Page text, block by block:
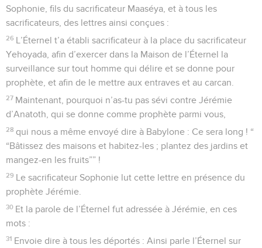
Sophonie, fils du sacrificateur Maaséya, et à tous les
sacrificateurs, des lettres ainsi conçues :
26 L’Éternel t’a établi sacrificateur à la place du sacrificateur
Yehoyada, afin d’exercer dans la Maison de l’Éternel la
surveillance sur tout homme qui délire et se donne pour
prophète, et afin de le mettre aux entraves et au carcan.
27 Maintenant, pourquoi n’as-tu pas sévi contre Jérémie
d’Anatoth, qui se donne comme prophète parmi vous,
28 qui nous a même envoyé dire à Babylone : Ce sera long ! “
“Bâtissez des maisons et habitez-les ; plantez des jardins et
mangez-en les fruits”” !
29 Le sacrificateur Sophonie lut cette lettre en présence du
prophète Jérémie.
30 Et la parole de l’Éternel fut adressée à Jérémie, en ces
mots :
31 Envoie dire à tous les déportés : Ainsi parle l’Éternel sur